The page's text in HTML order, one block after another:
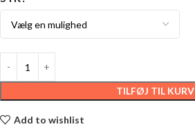
TILFØJ TIL KURV
Add to wishlist